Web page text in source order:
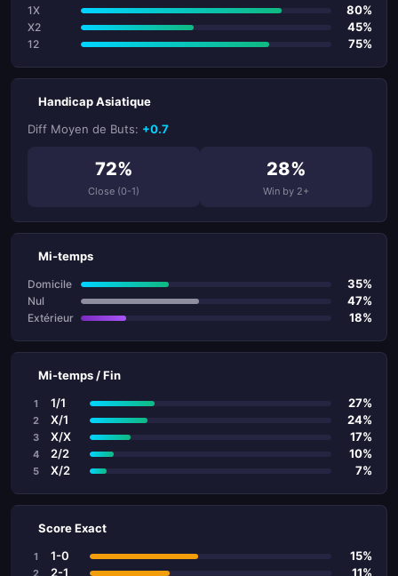
1X 80%
X2 45%
12 75%
Handicap Asiatique
Diff Moyen de Buts: +0.7
72%
Close (0-1)
28%
Win by 2+
Mi-temps
Domicile 35%
Nul 47%
Extérieur 18%
Mi-temps / Fin
1 1/1 27%
2 X/1 24%
3 X/X 17%
4 2/2 10%
5 X/2 7%
Score Exact
1 1-0 15%
2 2-1 11%